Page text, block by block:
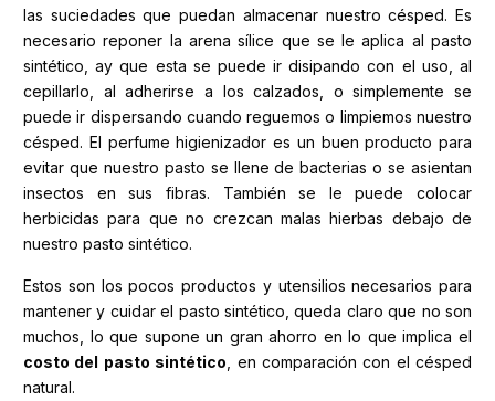
las suciedades que puedan almacenar nuestro césped. Es
necesario reponer la arena sílice que se le aplica al pasto
sintético, ay que esta se puede ir disipando con el uso, al
cepillarlo, al adherirse a los calzados, o simplemente se
puede ir dispersando cuando reguemos o limpiemos nuestro
césped. El perfume higienizador es un buen producto para
evitar que nuestro pasto se llene de bacterias o se asientan
insectos en sus fibras. También se le puede colocar
herbicidas para que no crezcan malas hierbas debajo de
nuestro pasto sintético.
Estos son los pocos productos y utensilios necesarios para
mantener y cuidar el pasto sintético, queda claro que no son
muchos, lo que supone un gran ahorro en lo que implica el
costo del pasto sintético , en comparación con el césped
natural.